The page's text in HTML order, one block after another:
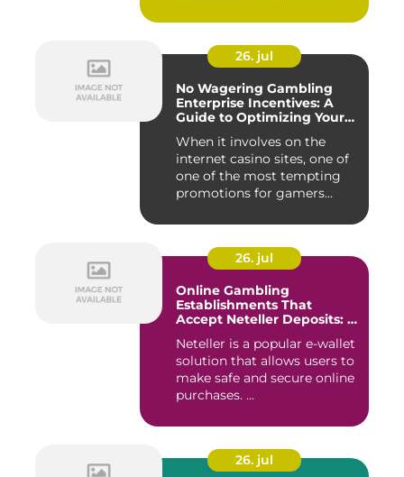
26. jul
No Wagering Gambling
Enterprise Incentives: A
Guide to Optimizing Your
When it involves on the
internet casino sites, one of
one of the most tempting
promotions for gamers...
26. jul
Online Gambling
Establishments That
Accept Neteller Deposits: A
Neteller is a popular e-wallet
solution that allows users to
make safe and secure online
purchases. ...
26. jul